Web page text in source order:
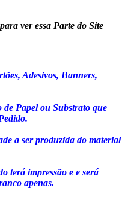
ver essa Parte do Site
Adesivos, Banners,
de Papel ou Substrato que
a ser produzida do material
terá impressão e e será
apenas.